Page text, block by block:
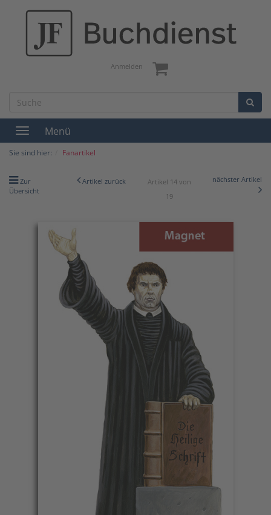
Anmelden
Toggle
navigation
Menü
Sie sind hier: Fanartikel
Zur
Übersicht
Artikel zurück
Artikel 14 von
19
nächster Artikel